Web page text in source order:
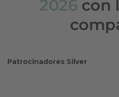
2026 con
Patrocinadores Silver